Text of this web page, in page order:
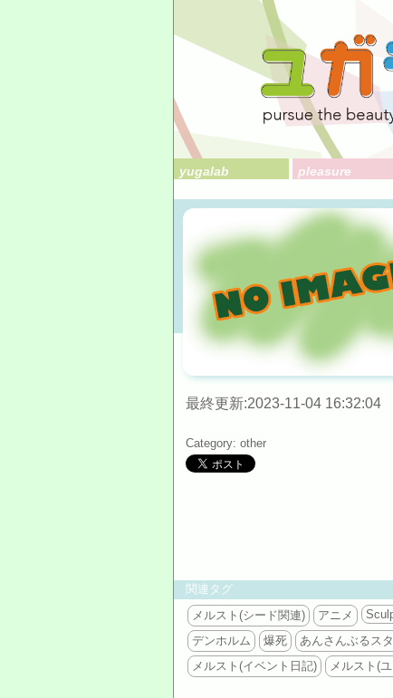
yugalab pleasure
最終更新:2023-11-04 16:32:04
Category: other
関連タグ
メルスト(シード関連)
アニメ
デンホルム
爆死 あんさんぶるス
メルスト(イベント日記)
メルスト(